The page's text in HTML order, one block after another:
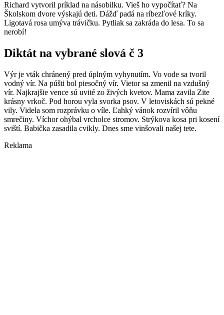
Richard vytvoril príklad na násobilku. Vieš ho vypočítať? Na
Školskom dvore výskajú deti. Dážď padá na ríbezľové kríky.
Ligotavá rosa umýva trávičku. Pytliak sa zakráda do lesa. To sa
nerobí!
Diktát na vybrané slová č 3
Výr je vták chránený pred úplným vyhynutím. Vo vode sa tvoril
vodný vír. Na púšti bol piesočný vír. Vietor sa zmenil na vzdušný
vír. Najkrajšie vence sú uvité zo živých kvetov. Mama zavila Zite
krásny vrkoč. Pod horou vyla svorka psov. V letoviskách sú pekné
vily. Videla som rozprávku o víle. Ľahký vánok rozvíril vôňu
smrečiny. Víchor ohýbal vrcholce stromov. Strýkova kosa pri kosení
sviští. Babička zasadila cvikly. Dnes sme vinšovali našej tete.
Reklama